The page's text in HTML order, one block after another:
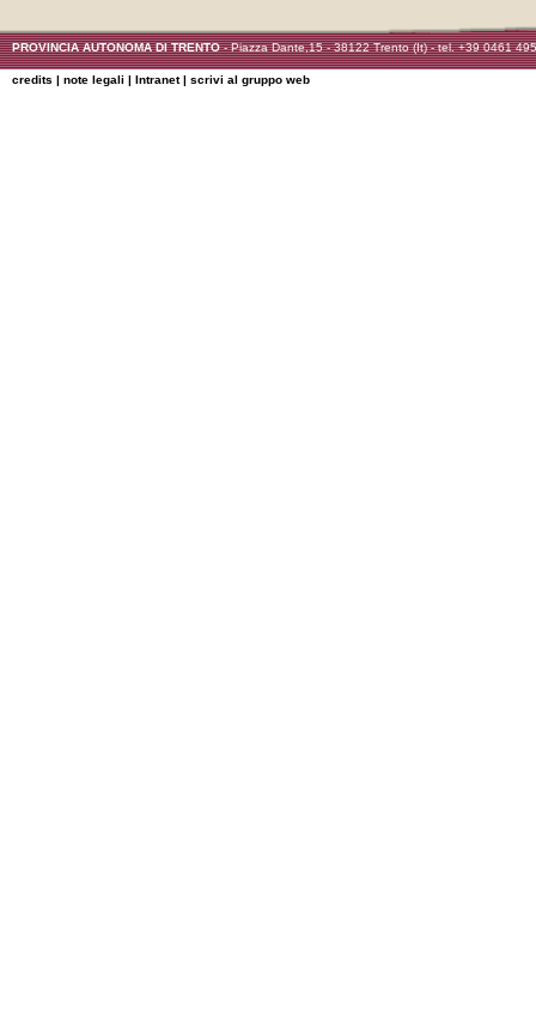
PROVINCIA AUTONOMA DI TRENTO- Piazza Dante,15 - 38122 Trento (It) - tel. +39 0461
credits | note legali | Intranet| scrivi al gruppo web